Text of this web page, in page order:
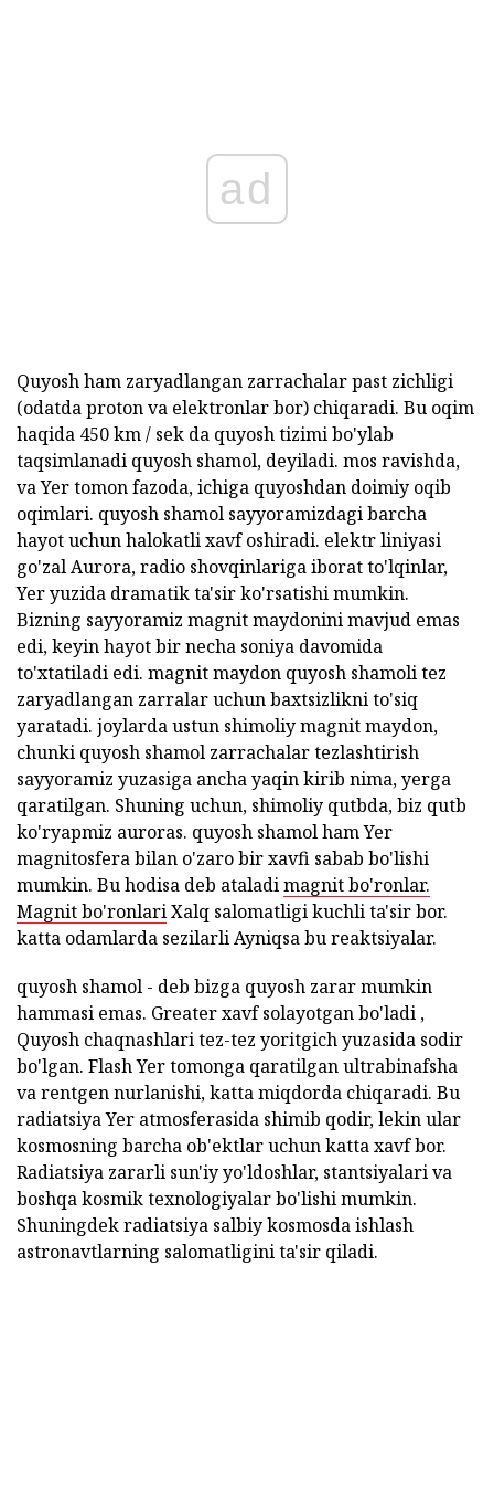
ad
Quyosh ham zaryadlangan zarrachalar past zichligi
(odatda proton va elektronlar bor) chiqaradi. Bu oqim
haqida 450 km / sek da quyosh tizimi bo'ylab
taqsimlanadi quyosh shamol, deyiladi. mos ravishda,
va Yer tomon fazoda, ichiga quyoshdan doimiy oqib
oqimlari. quyosh shamol sayyoramizdagi barcha
hayot uchun halokatli xavf oshiradi. elektr liniyasi
go'zal Aurora, radio shovqinlariga iborat to'lqinlar,
Yer yuzida dramatik ta'sir ko'rsatishi mumkin.
Bizning sayyoramiz magnit maydonini mavjud emas
edi, keyin hayot bir necha soniya davomida
to'xtatiladi edi. magnit maydon quyosh shamoli tez
zaryadlangan zarralar uchun baxtsizlikni to'siq
yaratadi. joylarda ustun shimoliy magnit maydon,
chunki quyosh shamol zarrachalar tezlashtirish
sayyoramiz yuzasiga ancha yaqin kirib nima, yerga
qaratilgan. Shuning uchun, shimoliy qutbda, biz qutb
ko'ryapmiz auroras. quyosh shamol ham Yer
magnitosfera bilan o'zaro bir xavfi sabab bo'lishi
mumkin. Bu hodisa deb ataladimagnit bo'ronlar.
Magnit bo'ronlariXalq salomatligi kuchli ta'sir bor.
katta odamlarda sezilarli Ayniqsa bu reaktsiyalar.
quyosh shamol - deb bizga quyosh zarar mumkin
hammasi emas. Greater xavf solayotgan bo'ladi ,
Quyosh chaqnashlari tez-tez yoritgich yuzasida sodir
bo'lgan. Flash Yer tomonga qaratilgan ultrabinafsha
va rentgen nurlanishi, katta miqdorda chiqaradi. Bu
radiatsiya Yer atmosferasida shimib qodir, lekin ular
kosmosning barcha ob'ektlar uchun katta xavf bor.
Radiatsiya zararli sun'iy yo'ldoshlar, stantsiyalari va
boshqa kosmik texnologiyalar bo'lishi mumkin.
Shuningdek radiatsiya salbiy kosmosda ishlash
astronavtlarning salomatligini ta'sir qiladi.